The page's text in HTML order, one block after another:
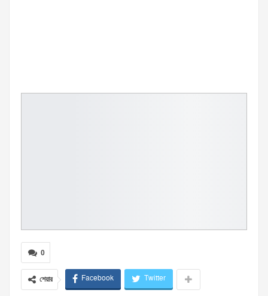
0
শেয়ার Facebook Twitter